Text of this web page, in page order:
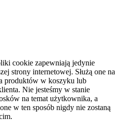
cookie zapewniają jedynie
strony internetowej. Służą one na
produktów w koszyku lub
Nie jesteśmy w stanie
na temat użytkownika, a
w ten sposób nigdy nie zostaną